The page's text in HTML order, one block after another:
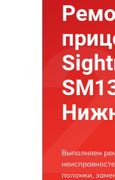
Выполняем
поломки,